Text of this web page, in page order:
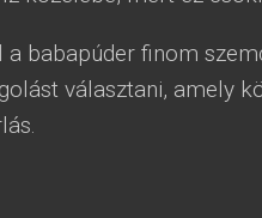
a babapúder finom
választani, amely